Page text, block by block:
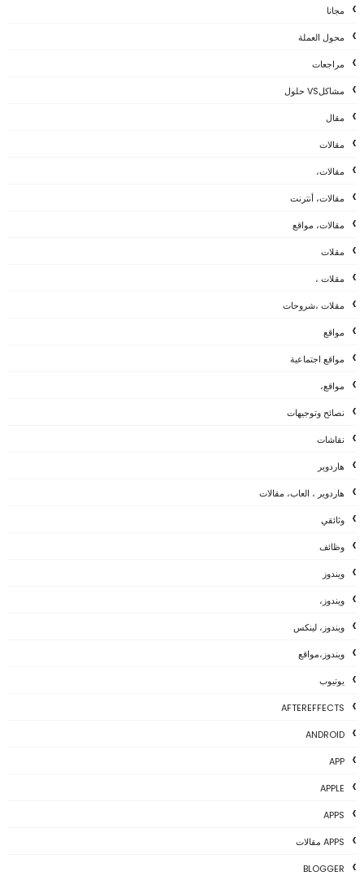
مجانا
محول العملة
مراجعات
مشاكلVS حلول
مقال
مقالات
مقالات،
مقالات، أنترنت
مقالات، مواقع
مقلات
مقلات ،
مقلات ،شروحات
مواقع
مواقع اجتماعية
مواقع،
نصائح وتوجيهات
نقاشات
هاردوير
هاردوير ، العاب، مقالات
وثائقي
وظائف
ويندوز
ويندوز،
ويندوز، لينكس
ويندوز،مواقع
يوتيوب
AFTEREFFECTS
ANDROID
APP
APPLE
APPS
APPS مقالات
BLOGGER